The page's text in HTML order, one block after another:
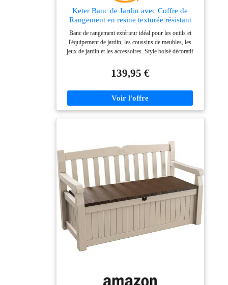
Keter Banc de Jardin avec Coffre de
Rangement en resine texturée résistant
aux intempéries, Banc de Rangement
verrouillable, Gris
Banc de rangement extérieur idéal pour les outils et
l'équipement de jardin, les coussins de meubles, les
jeux de jardin et les accessoires. Style boisé décoratif
tout le matériel ventilé et sec. Peut accueillir
confortablement deux adultes et peut être verrouillé
résistant aux intempéries et ne se décolorant pas avec
l'entretien Dimensions extérieures assemblées : 140 x
139,95 €